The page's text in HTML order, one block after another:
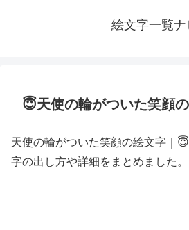
絵文字一覧ナ
😇天使の輪がついた笑顔
天使の輪がついた笑顔の絵文字｜
字の出し方や詳細をまとめました。